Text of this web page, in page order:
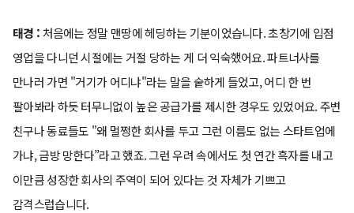
태경 :처음에는 정말 맨땅에 헤딩하는 기분이었습니다. 초창기에 입점
영업을 다니던 시절에는 거절 당하는 게 더 익숙했어요. 파트너사를
만나러 가면 "거기가 어디냐"라는 말을 숱하게 들었고, 어디 한 번
팔아봐라 하듯 터무니없이 높은 공급가를 제시한 경우도 있었어요. 주변
친구나 동료들도 "왜 멀쩡한 회사를 두고 그런 이름도 없는 스타트업에
가냐, 금방 망한다”라고 했죠. 그런 우려 속에서도 첫 연간 흑자를 내고
이만큼 성장한 회사의 주역이 되어 있다는 것 자체가 기쁘고
감격스럽습니다.